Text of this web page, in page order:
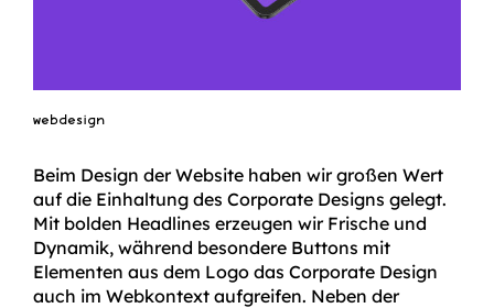
webdesign
Beim Design der Website haben wir großen Wert
auf die Einhaltung des Corporate Designs gelegt.
Mit bolden Headlines erzeugen wir Frische und
Dynamik, während besondere Buttons mit
Elementen aus dem Logo das Corporate Design
auch im Webkontext aufgreifen. Neben der